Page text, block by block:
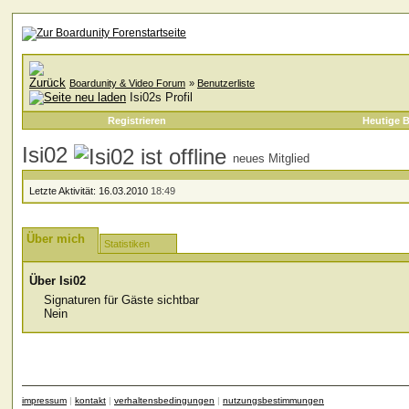
Boardunity & Video Forum » Benutzerliste
Isi02s Profil
Registrieren Heutige
Isi02 neues Mitglied
Letzte Aktivität: 16.03.2010 18:49
Über mich Statistiken
Über Isi02
Signaturen für Gäste sichtbar
Nein
impressum | kontakt | verhaltensbedingungen | nutzungsbestimmungen